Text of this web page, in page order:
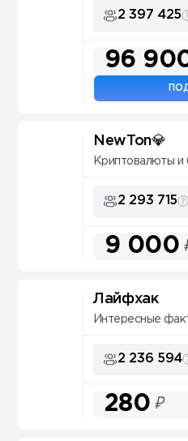
2 397 425
96
NewTon💎
Криптовалюты и
2 293 715
9 000
Лайфхак
Интересные
2 236 594
280 ₽